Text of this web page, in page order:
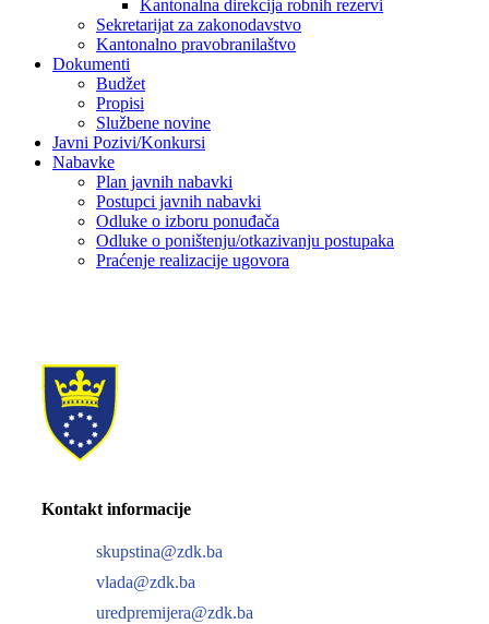
Kantonalna direkcija robnih rezervi
Sekretarijat za zakonodavstvo
Kantonalno pravobranilaštvo
Dokumenti
Budžet
Propisi
Službene novine
Javni Pozivi/Konkursi
Nabavke
Plan javnih nabavki
Postupci javnih nabavki
Odluke o izboru ponuđača
Odluke o poništenju/otkazivanju postupaka
Praćenje realizacije ugovora
Kontakt informacije
skupstina@zdk.ba
vlada@zdk.ba
uredpremijera@zdk.ba